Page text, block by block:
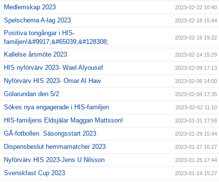
Medlemskap 2023 2023-02-22 10:40
Spelschema A-lag 2023 2023-02-18 15:44
Positiva tongångar i HIS-
familjen!&#9917;&#65039;&#128308;
2023-02-16 19:22
Kallelse årsmöte 2023 2023-02-14 15:29
HIS nyförvärv 2023- Wael Alyousef 2023-02-09 17:13
Nyförvärv HIS 2023- Omar Al Haw 2023-02-06 14:00
Gölarundan den 5/2 2023-02-04 17:35
Sökes nya engagerade i HIS-familjen 2023-02-02 11:10
HIS-familjens Eldsjälar Maggan Mattsson! 2023-01-31 17:58
GÅ-fotbollen. Säsongsstart 2023 2023-01-29 15:44
Dispensbeslut hemmamatcher 2023 2023-01-27 16:27
Nyförvärv HIS 2023-Jens U Nilsson 2023-01-25 17:44
Svenskfast Cup 2023 2023-01-19 15:27